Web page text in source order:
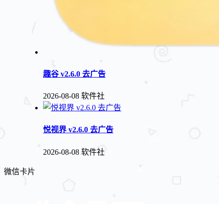
趣谷 v2.6.0 去广告
2026-08-08 软件社
悦视界 v2.6.0 去广告
2026-08-08 软件社
微信卡片